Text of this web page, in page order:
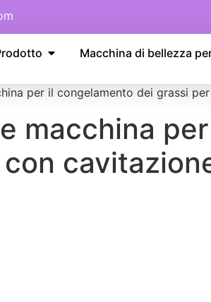
Macchina di bellezza
per il congelamento dei grassi
macchina